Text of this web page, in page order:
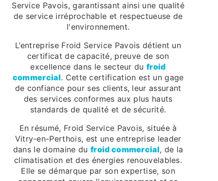
Service Pavois, garantissant ainsi une qualité
de service irréprochable et respectueuse de
l'environnement.
L’entreprise Froid Service Pavois détient un
certificat de capacité, preuve de son
excellence dans le secteur dufroid
commercial. Cette certification est un gage
de confiance pour ses clients, leur assurant
des services conformes aux plus hauts
standards de qualité et de sécurité.
En résumé, Froid Service Pavois, située à
Vitry-en-Perthois, est une entreprise leader
dans le domaine du froid commercial, de la
climatisation et des énergies renouvelables.
Elle se démarque par son expertise, son